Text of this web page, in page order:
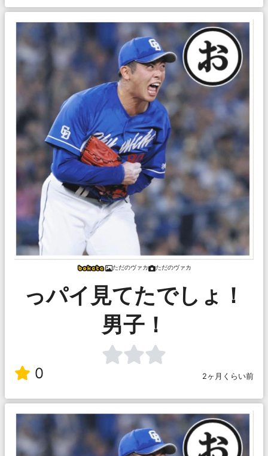
ただのヴァカ ただのヴァカ
っパイ見てたでしょ！
男子！
0 2ヶ月くらい前